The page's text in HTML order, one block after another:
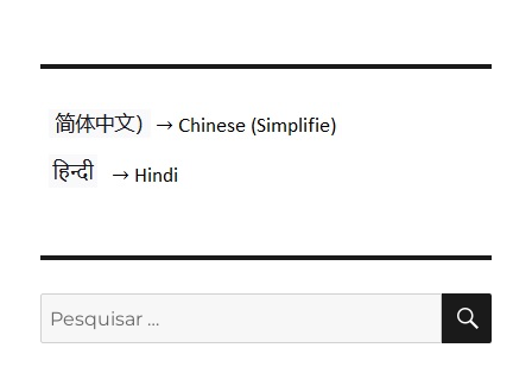
Pesquisar
por: